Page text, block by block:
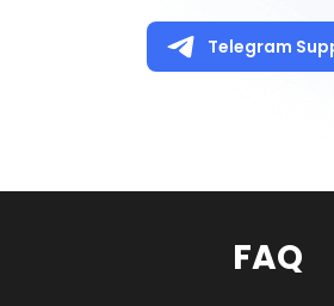
Telegram
FAQ